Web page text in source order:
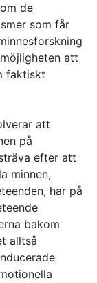
de
som får
att
faktiskt
att
på
efter att
minnen,
har på
bakom
alltså